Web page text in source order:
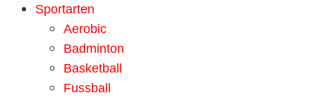
Sportarten
Aerobic
Badminton
Basketball
Fussball